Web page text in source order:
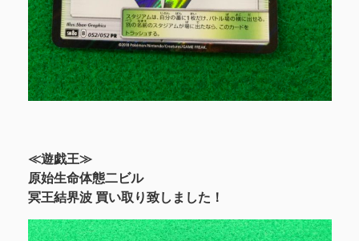
≪遊戯王≫
原始生命体態二ビル
冥王結界波 買い取り致しました！